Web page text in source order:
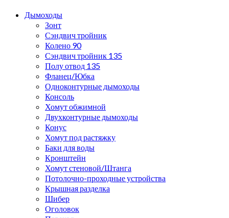
Дымоходы
Зонт
Сэндвич тройник
Колено 90
Сэндвич тройник 135
Полу отвод 135
Фланец/Юбка
Одноконтурные дымоходы
Консоль
Хомут обжимной
Двухконтурные дымоходы
Конус
Хомут под растяжку
Баки для воды
Кронштейн
Хомут стеновой/Штанга
Потолочно-проходные устройства
Крышная разделка
Шибер
Оголовок